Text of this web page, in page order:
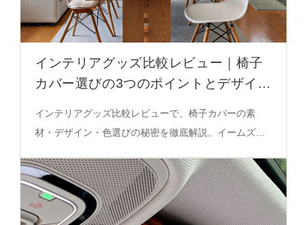
インテリアグッズ比較レビュー｜椅子
カバー選びの3つのポイントとデザイン
インテリアグッズ比較レビューで、椅子カバーの素
材・デザイン・色選びの秘密を徹底解説。イームズの
の使い勝手を必見。